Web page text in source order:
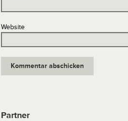
Website
Partner